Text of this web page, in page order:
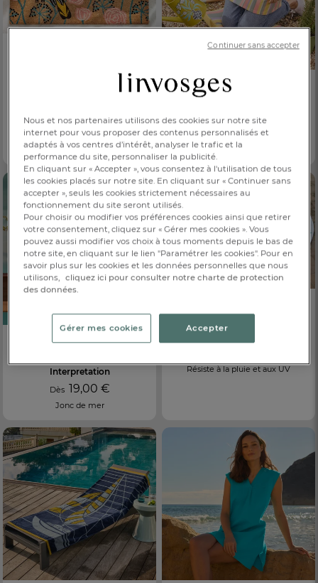
Fantaisie
Dès29,00 €
Traitement enduit
Interpretation
Dès 19,00 €
Jonc de mer
Tapis extérieur
Farniente
Résiste à la pluie et aux UV
Nous et nos partenaires utilisons des cookies sur notre site
internet pour vous proposer des contenus personnalisés et
adaptés à vos centres d’intérêt, analyser le trafic et la
performance du site, personnaliser la publicité.
En cliquant sur « Accepter », vous consentez à l'utilisation de tous
les cookies placés sur notre site. En cliquant sur « Continuer sans
accepter », seuls les cookies strictement nécessaires au
fonctionnement du site seront utilisés.
Pour choisir ou modifier vos préférences cookies ainsi que retirer
votre consentement, cliquez sur « Gérer mes cookies ». Vous
pouvez aussi modifier vos choix à tous moments depuis le bas de
notre site, en cliquant sur le lien "Paramétrer les cookies". Pour en
savoir plus sur les cookies et les données personnelles que nous
utilisons, cliquez ici pour consulter notre charte de protection
des données.
Gérer mes cookies Accepter
Continuer sans accepter